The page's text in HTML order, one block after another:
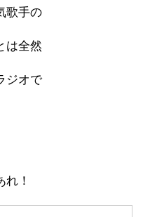
歌手の
は全然
ジオで
！